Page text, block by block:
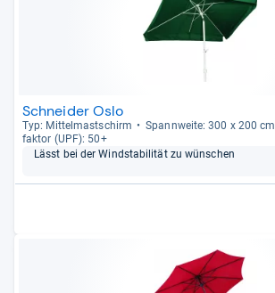
Schneider Oslo
Typ: Mit­tel­mast­schirm Spann­weite: 300 x 200 cm
fak­tor (UPF): 50+
Lässt bei der Wind­sta­bi­li­tät zu wün­schen